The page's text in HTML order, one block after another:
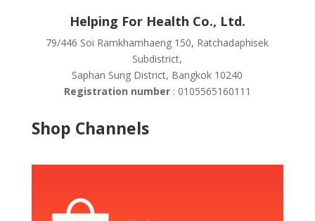
Helping For Health Co., Ltd.
79/446 Soi Ramkhamhaeng 150, Ratchadaphisek
Subdistrict,
Saphan Sung District, Bangkok 10240
Registration number: 0105565160111
Shop Channels